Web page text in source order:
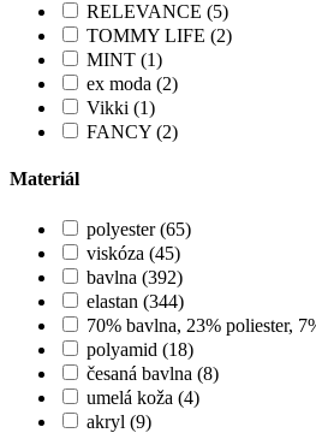
RELEVANCE (5)
TOMMY LIFE (2)
MINT (1)
ex moda (2)
Vikki (1)
FANCY (2)
Materiál
polyester (65)
viskóza (45)
bavlna (392)
elastan (344)
70% bavlna, 23% poliester,
polyamid (18)
česaná bavlna (8)
umelá koža (4)
akryl (9)